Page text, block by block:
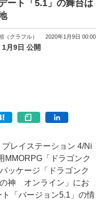
ート「5.1」の舞台は
（クラフル） 2020年1月9日 00:00
1月9日 公開
レイステーション 4/Ni
MMORPG「ドラゴンク
ッケージ「ドラゴンク
神 オンライン」にお
「バージョン5.1」の情